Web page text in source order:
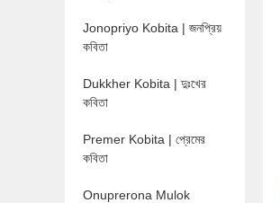
Jonopriyo Kobita | জনপ্রিয়
কবিতা
Dukkher Kobita | দুঃখের
কবিতা
Premer Kobita | প্রেমের
কবিতা
Onuprerona Mulok